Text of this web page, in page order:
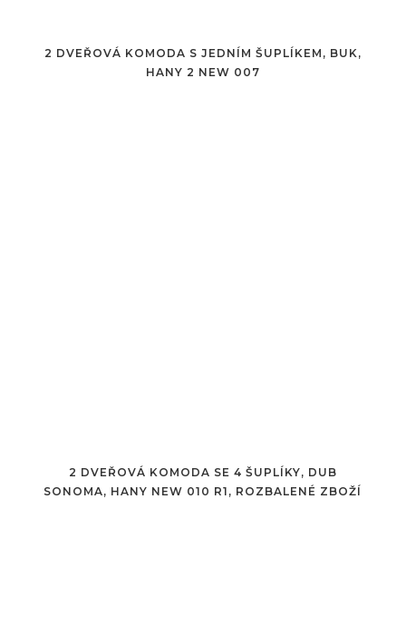
2 DVEŘOVÁ KOMODA S JEDNÍM ŠUPLÍKEM, BUK,
HANY 2 NEW 007
2 DVEŘOVÁ KOMODA SE 4 ŠUPLÍKY, DUB
SONOMA, HANY NEW 010 R1, ROZBALENÉ ZBOŽÍ